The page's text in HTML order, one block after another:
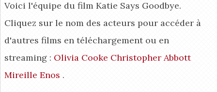
Voici l'équipe du film Katie Says Goodbye.
Cliquez sur le nom des acteurs pour accéder à
d'autres films en téléchargement ou en
streaming : Olivia Cooke Christopher Abbott
Mireille Enos .